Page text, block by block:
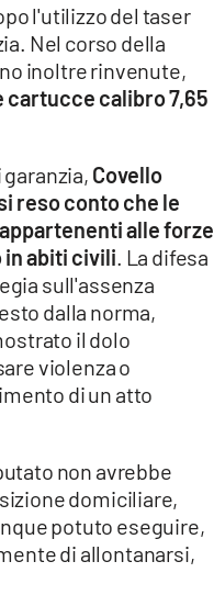
l'utilizzo del taser
Nel corso della
inoltre rinvenute,
cartucce calibro 7,65
Covello
reso conto che le
alle forze
in abiti civili . La difesa
sull'assenza
dalla norma,
il dolo
violenza o
di un atto
non avrebbe
domiciliare,
potuto eseguire,
di allontanarsi,